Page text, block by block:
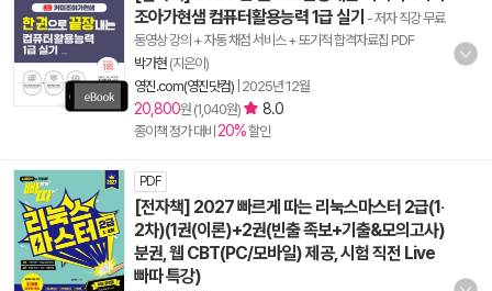
조아가현샘 컴퓨터활용능력 1급 실기 - 저자 직강 무료
동영상 강의 + 자동 채점 서비스 + 또기적 합격자료집 PDF
박가현 (지은이)
영진.com(영진닷컴) 2025년 12월
20,800원 (1,040원) 8.0
종이책 정가 대비 20%할인
PDF
[전자책] 2027 빠르게 따는 리눅스마스터 2급(1‧
2차)(1권(이론)+2권(빈출 족보+기출&모의고사)
분권, 웹 CBT(PC/모바일) 제공, 시험 직전 Live
빠따 특강)